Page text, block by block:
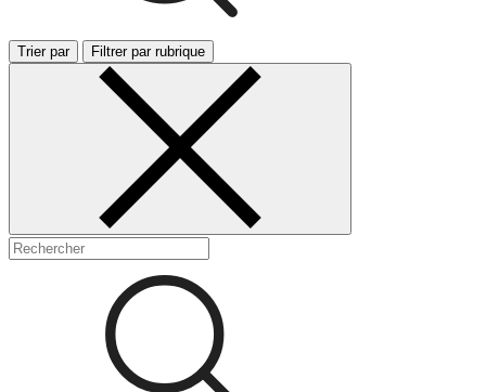
Trier par Filtrer par rubrique